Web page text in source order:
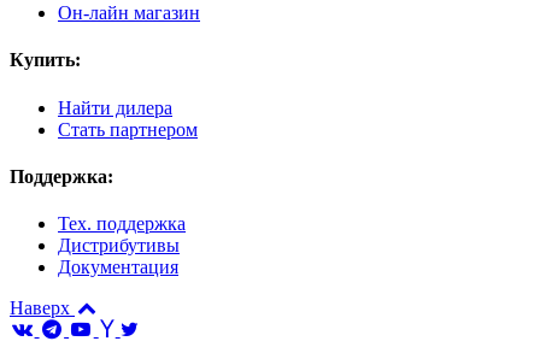
Он-лайн магазин
Купить:
Найти дилера
Стать партнером
Поддержка:
Тех. поддержка
Дистрибутивы
Документация
Наверх